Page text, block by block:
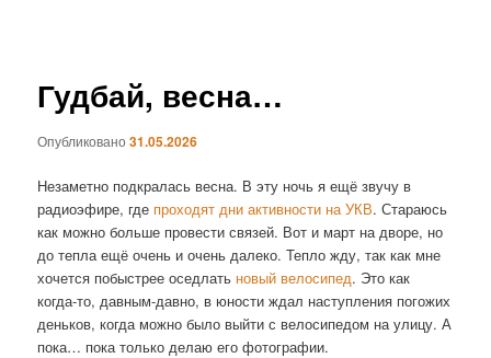
Гудбай, весна…
Опубликовано31.05.2026
Незаметно подкралась весна. В эту ночь я ещё звучу в
радиоэфире, где проходят дни активности на УКВ. Стараюсь
как можно больше провести связей. Вот и март на дворе, но
до тепла ещё очень и очень далеко. Тепло жду, так как мне
хочется побыстрее оседлать новый велосипед. Это как
когда-то, давным-давно, в юности ждал наступления погожих
деньков, когда можно было выйти с велосипедом на улицу. А
пока… пока только делаю его фотографии.